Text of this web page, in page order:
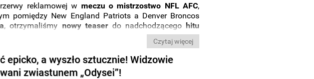
reklamowej w meczu o mistrzostwo NFL AFC,
pomiędzy New England Patriots a Denver Broncos
, otrzymaliśmy nowy teaserdo nadchodzącegohitu
wielką niespodziankę,
„Odysei”ujrzeliśmy
rapera -
Travisa Scotta.
Czytaj więcej
epicko, a wyszło sztucznie! Widzowie
zwiastunem „Odysei”!